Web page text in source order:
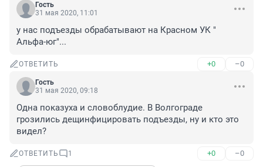
Гость
31 мая 2020, 11:01
у нас подъезды обрабатывают на Красном УК "
Альфа-юг"...
ОТВЕТИТЬ +0 –0
Гость
31 мая 2020, 09:18
Одна показуха и словоблудие. В Волгограде
грозились дещинфицировать подъезды, ну и кто это
видел?
ОТВЕТИТЬ 1 +0 –0